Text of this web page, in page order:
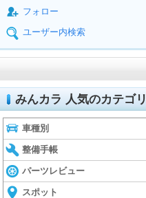
フォロー
ユーザー内検索
みんカラ 人気のカテゴリ
車種別
整備手帳
パーツレビュー
スポット